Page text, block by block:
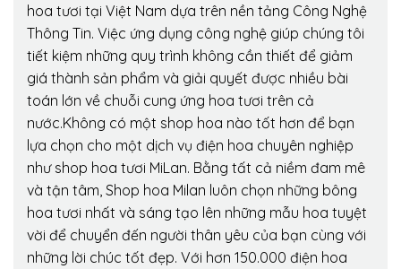
hoa tươi tại Việt Nam dựa trên nền tảng Công Nghệ
Thông Tin. Việc ứng dụng công nghệ giúp chúng tôi
tiết kiệm những quy trình không cần thiết để giảm
giá thành sản phẩm và giải quyết được nhiều bài
toán lớn về chuỗi cung ứng hoa tươi trên cả
nước.Không có một shop hoa nào tốt hơn để bạn
lựa chọn cho một dịch vụ điện hoa chuyên nghiệp
như shop hoa tươi MiLan. Bằng tất cả niềm đam mê
và tận tâm, Shop hoa Milan luôn chọn những bông
hoa tươi nhất và sáng tạo lên những mẫu hoa tuyệt
vời để chuyển đến người thân yêu của bạn cùng với
những lời chúc tốt đẹp. Với hơn 150.000 điện hoa